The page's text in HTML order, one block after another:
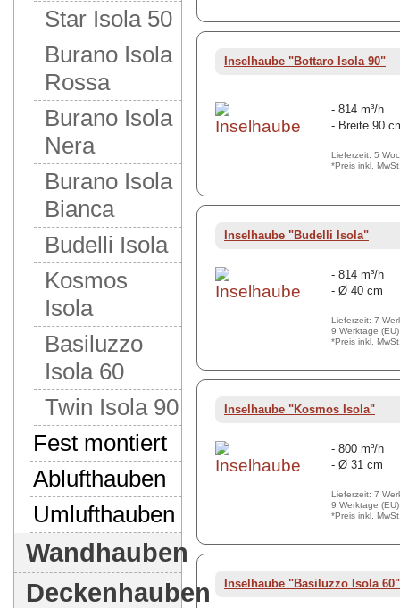
Star Isola 50
Burano Isola
Rossa
Burano Isola
Nera
Burano Isola
Bianca
Budelli Isola
Kosmos
Isola
Basiluzzo
Isola 60
Twin Isola 90
Fest montiert
Ablufthauben
Umlufthauben
Wandhauben
Deckenhauben
Inselhaube "Bottaro Isola 90"
- 814 m³/h
- Breite 90
Lieferzeit: 5
*Preis inkl.
Inselhaube "Budelli Isola"
- 814 m³/h
- Ø 40 cm
Lieferzeit: 7
9 Werktage (EU)
*Preis inkl.
Inselhaube "Kosmos Isola"
- 800 m³/h
- Ø 31 cm
Lieferzeit: 7
9 Werktage (EU)
*Preis inkl.
Inselhaube "Basiluzzo Isola 60"